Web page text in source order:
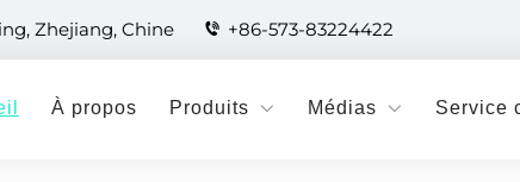
Zhejiang, Chine +86-573-83224422
À propos Produits Médias Service